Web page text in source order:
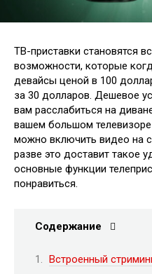
ТВ-приставки становятся
возможности, которые
девайсы ценой в 100
за 30 долларов. Дешевое
вам расслабиться на
вашем большом
можно включить видео на
разве это доставит такое
основные функции
понравиться.
Содержание
Встроенный